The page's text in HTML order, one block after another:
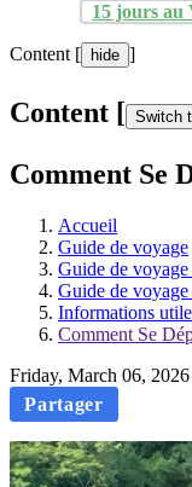
15 jours au
Content [ hide ]
Content [ Switch
Comment Se
Accueil
Guide de voyage
Guide de
Guide de
Informations
Comment Se
Friday, March 06, 2026
Partager